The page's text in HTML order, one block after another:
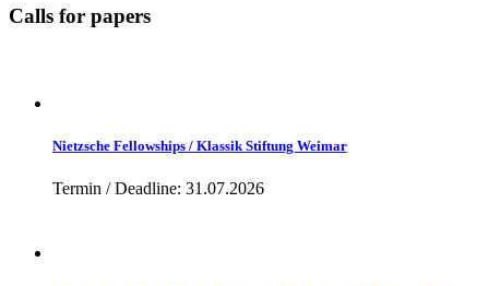
Calls for papers
Nietzsche Fellowships / Klassik Stiftung Weimar
Termin / Deadline: 31.07.2026